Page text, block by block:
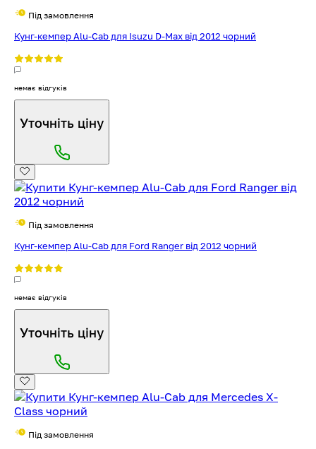
Під замовлення
Кунг-кемпер Alu-Cab для Isuzu D-Max від 2012 чорний
немає відгуків
Уточніть ціну
Під замовлення
Кунг-кемпер Alu-Cab для Ford Ranger від 2012 чорний
немає відгуків
Уточніть ціну
Під замовлення